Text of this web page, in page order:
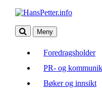
Meny
Foredragsholder
PR- og
Bøker og innsikt
Foredragsholder
PR- og
Bøker og innsikt